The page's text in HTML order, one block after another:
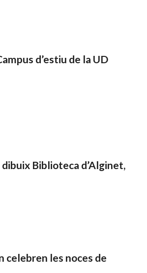
d’estiu de la UD
Biblioteca d’Alginet,
celebren les noces de